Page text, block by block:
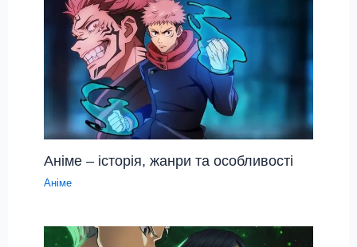
Аніме – історія, жанри та особливості
Аніме